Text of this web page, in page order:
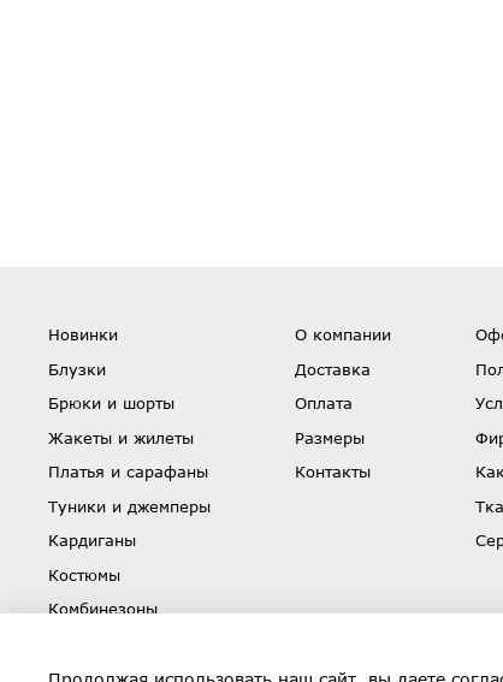
Новинки
Блузки
Брюки и шорты
Жакеты и жилеты
Платья и сарафаны
Туники и джемперы
Кардиганы
Костюмы
Комбинезоны
Скидки
О компании
Доставка
Оплата
Размеры
Контакты